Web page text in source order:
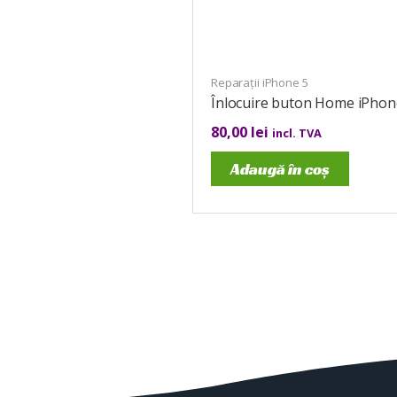
Reparații iPhone 5
Înlocuire buton Home
80,00 lei incl. TVA
Adaugă în coș